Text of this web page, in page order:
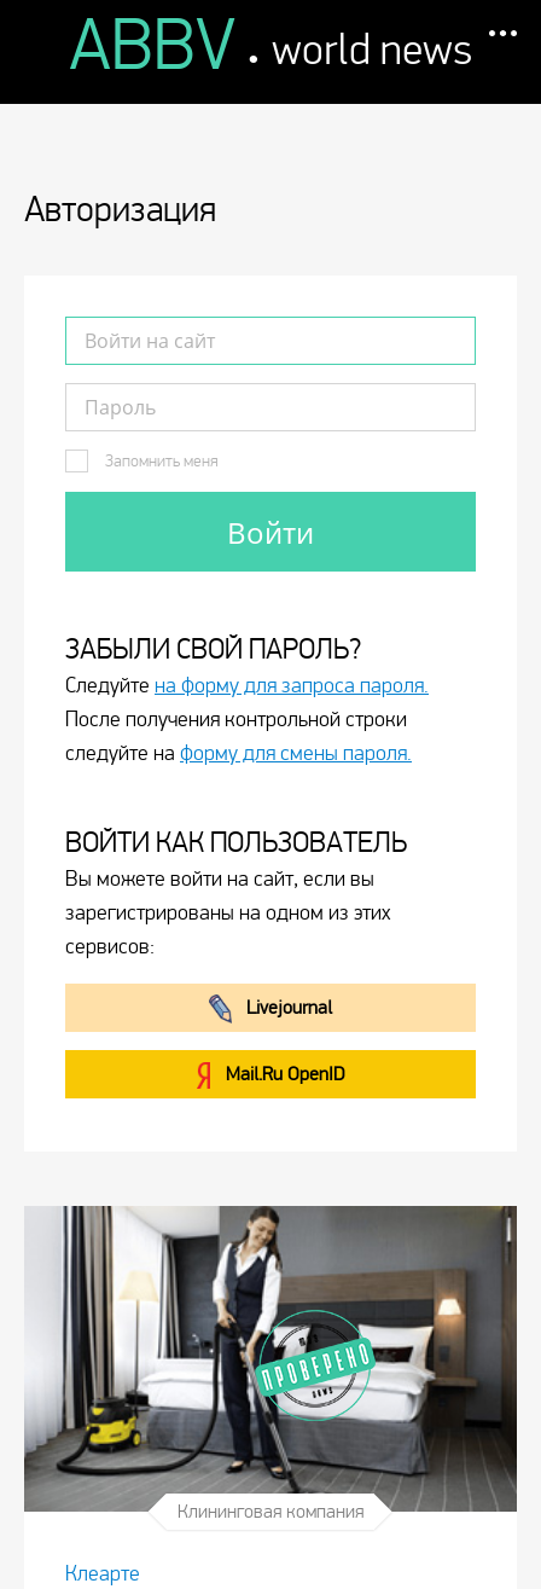
ABBV . world news
Авторизация
Запомнить меня
ЗАБЫЛИ СВОЙ ПАРОЛЬ?
Следуйте на форму для запроса пароля.
После получения контрольной строки
следуйте на форму для смены пароля.
ВОЙТИ КАК ПОЛЬЗОВАТЕЛЬ
Вы можете войти на сайт, если вы
зарегистрированы на одном из этих
сервисов:
Livejournal
Mail.Ru OpenID
Клининговая компания
Клеарте